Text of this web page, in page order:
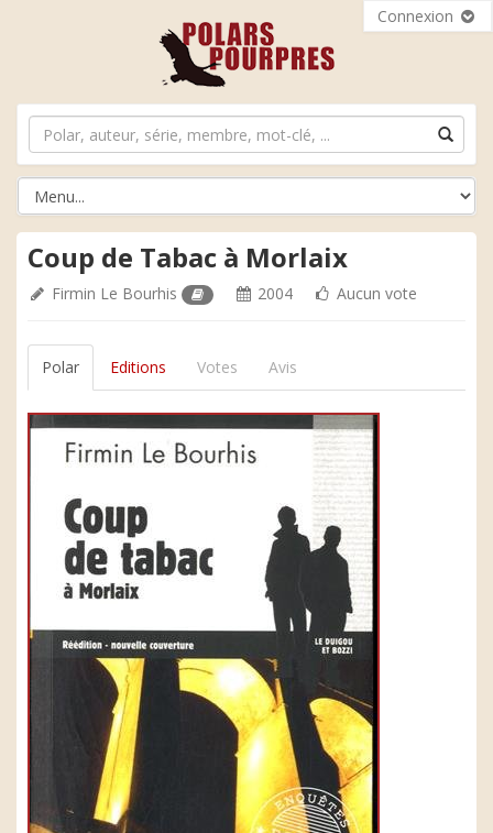
Connexion
Coup de Tabac à Morlaix
Firmin Le Bourhis 2004 Aucun vote
Polar Editions Votes Avis